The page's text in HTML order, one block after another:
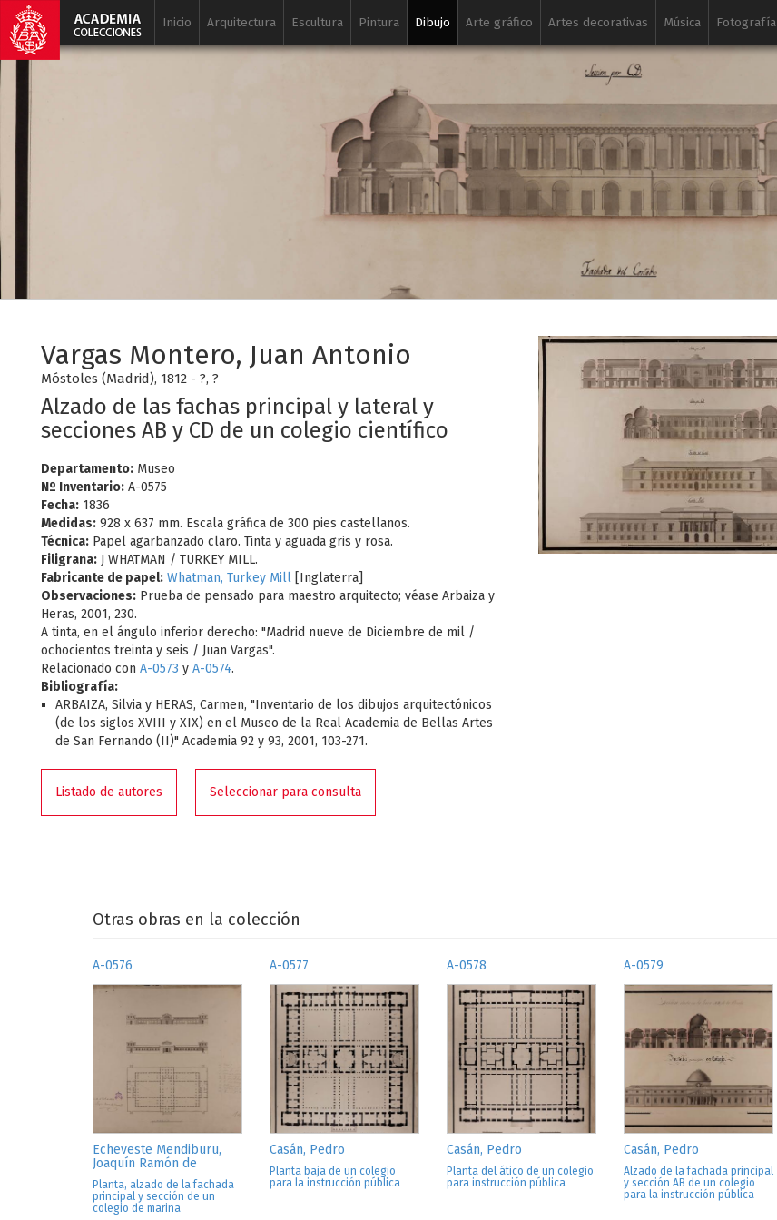
Inicio Arquitectura Escultura Pintura Dibujo Arte gráfico Artes decorativas Música Fotografía
Vargas Montero, Juan Antonio
Móstoles (Madrid), 1812 - ?, ?
Alzado de las fachas principal y lateral y
secciones AB y CD de un colegio científico
Departamento: Museo
Nº Inventario: A-0575
Fecha: 1836
Medidas: 928 x 637 mm. Escala gráfica de 300 pies castellanos.
Técnica: Papel agarbanzado claro. Tinta y aguada gris y rosa.
Filigrana: J WHATMAN / TURKEY MILL.
Fabricante de papel: Whatman, Turkey Mill [Inglaterra]
Observaciones: Prueba de pensado para maestro arquitecto; véase Arbaiza y
Heras, 2001, 230.
A tinta, en el ángulo inferior derecho: "Madrid nueve de Diciembre de mil /
ochocientos treinta y seis / Juan Vargas".
Relacionado con A-0573 y A-0574.
Bibliografía:
ARBAIZA, Silvia y HERAS, Carmen, "Inventario de los dibujos arquitectónicos
(de los siglos XVIII y XIX) en el Museo de la Real Academia de Bellas Artes
de San Fernando (II)" Academia 92 y 93, 2001, 103-271.
Listado de autores Seleccionar para consulta
Otras obras en la colección
A-0576
Echeveste Mendiburu,
Joaquín Ramón de
Planta, alzado de la fachada
principal y sección de un
colegio de marina
A-0577
Casán, Pedro
Planta baja de un colegio
para la instrucción pública
A-0578
Casán, Pedro
Planta del ático de un colegio
para instrucción pública
A-0579
Casán, Pedro
Alzado de la fachada principal
y sección AB de un colegio
para la instrucción pública